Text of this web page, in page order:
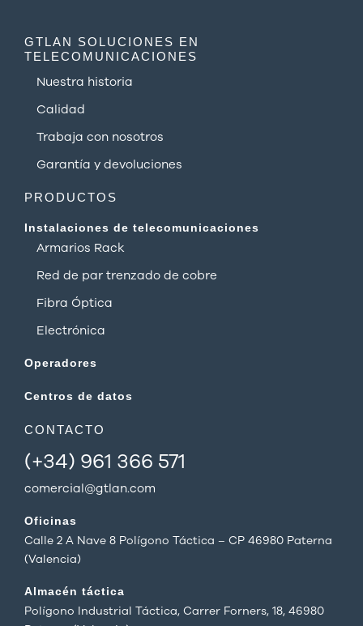
GTLAN SOLUCIONES EN
TELECOMUNICACIONES
Nuestra historia
Calidad
Trabaja con nosotros
Garantía y devoluciones
PRODUCTOS
Instalaciones de telecomunicaciones
Armarios Rack
Red de par trenzado de cobre
Fibra Óptica
Electrónica
Operadores
Centros de datos
CONTACTO
(+34) 961 366 571
comercial@gtlan.com
Oficinas
Calle 2 A Nave 8 Polígono Táctica – CP 46980 Paterna
(Valencia)
Almacén táctica
Polígono Industrial Táctica, Carrer Forners, 18, 46980